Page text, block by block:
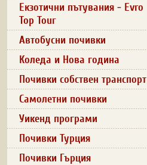
Екзотични пътувания - Evro
Top Tour
Автобусни почивки
Коледа и Нова година
Почивки собствен транспорт
Самолетни почивки
Уикенд програми
Почивки Турция
Почивки Гърция